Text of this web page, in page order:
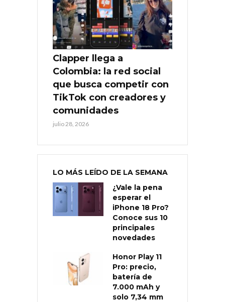
Clapper llega a
Colombia: la red social
que busca competir con
TikTok con creadores y
comunidades
julio 28, 2026
LO MÁS LEÍDO DE LA SEMANA
¿Vale la pena
esperar el
iPhone 18 Pro?
Conoce sus 10
principales
novedades
Honor Play 11
Pro: precio,
batería de
7.000 mAh y
solo 7,34 mm